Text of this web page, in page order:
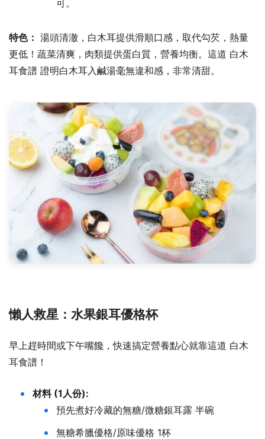
可。
特色： 湯頭清澈，白木耳提供滑順口感，取代勾芡，熱量
更低！蔬菜清爽，肉類提供蛋白質，營養均衡。這道 白木
耳食譜 證明白木耳入鹹湯毫無違和感，非常清甜。
懶人救星：水果銀耳優格杯
早上趕時間或下午嘴饞，快速搞定營養點心就靠這道 白木
耳食譜！
材料 (1人份):
預先煮好冷藏的無糖/微糖銀耳露 半碗
無糖希臘優格/原味優格 1杯